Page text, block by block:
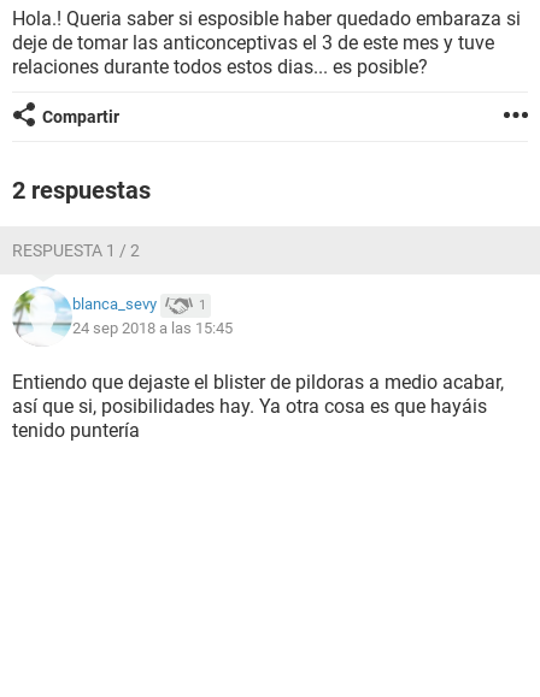
BIENESTAR
Hola.! Queria saber si esposible haber quedado embaraza si
deje de tomar las anticonceptivas el 3 de este mes y tuve
relaciones durante todos estos dias... es posible?
Compartir
2 respuestas
RESPUESTA 1 / 2
blanca_sevy 1
24 sep 2018 a las 15:45
Entiendo que dejaste el blister de pildoras a medio acabar,
así que si, posibilidades hay. Ya otra cosa es que hayáis
tenido puntería